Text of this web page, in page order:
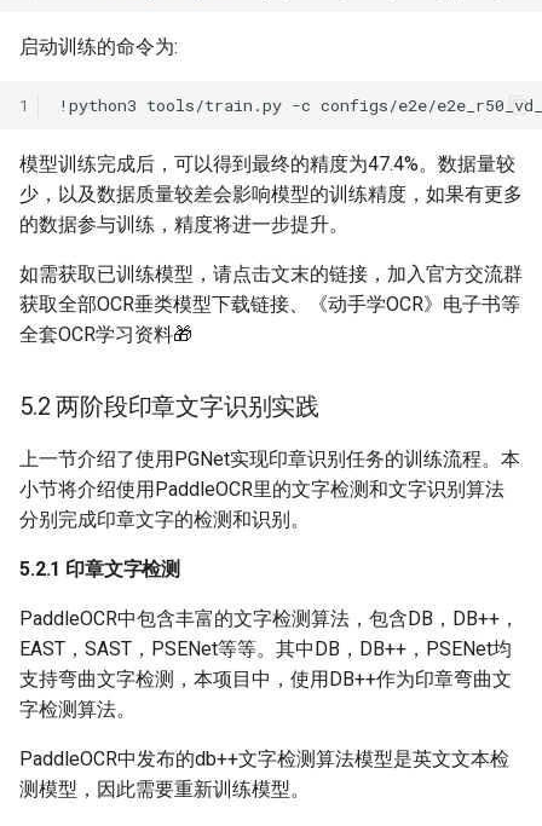
启动训练的命令为:
1 !python3 tools/train.py -c
模型训练完成后，可以得到最终的精度为47.4%。数据量较
少，以及数据质量较差会影响模型的训练精度，如果有更多
的数据参与训练，精度将进一步提升。
如需获取已训练模型，请点击文末的链接，加入官方交流群
获取全部OCR垂类模型下载链接、《动手学OCR》电子书等
全套OCR学习资料🎁
5.2 两阶段印章文字识别实践
上一节介绍了使用PGNet实现印章识别任务的训练流程。本
小节将介绍使用PaddleOCR里的文字检测和文字识别算法
分别完成印章文字的检测和识别。
5.2.1 印章文字检测
PaddleOCR中包含丰富的文字检测算法，包含DB，DB++，
EAST，SAST，PSENet等等。其中DB，DB++，PSENet均
支持弯曲文字检测，本项目中，使用DB++作为印章弯曲文
字检测算法。
PaddleOCR中发布的db++文字检测算法模型是英文文本检
测模型，因此需要重新训练模型。